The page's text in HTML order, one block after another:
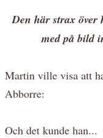
Den här strax över
med på bild
Martin ville visa att
Abborre:
Och det kunde han...